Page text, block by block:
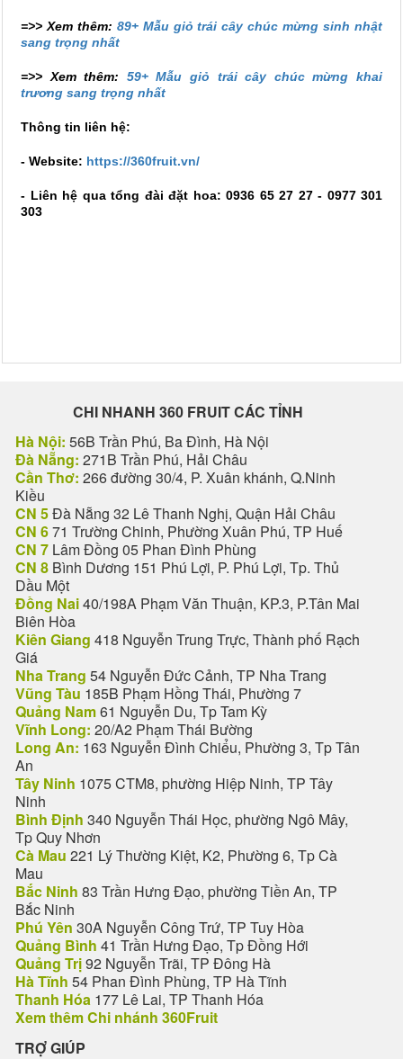
=>> Xem thêm: 89+ Mẫu giỏ trái cây chúc mừng sinh nhật
sang trọng nhất
=>> Xem thêm: 59+ Mẫu giỏ trái cây chúc mừng khai
trương sang trọng nhất
Thông tin liên hệ:
- Website: https://360fruit.vn/
- Liên hệ qua tổng đài đặt hoa: 0936 65 27 27 - 0977 301
303
CHI NHANH 360 FRUIT CÁC TỈNH
Hà Nội: 56B Trần Phú, Ba Đình, Hà Nội
Đà Nẵng: 271B Trần Phú, Hải Châu
Cần Thơ: 266 đường 30/4, P. Xuân khánh, Q.Ninh
Kiều
CN 5Đà Nẵng 32 Lê Thanh Nghị, Quận Hải Châu
CN 671 Trường Chinh, Phường Xuân Phú, TP Huế
CN 7 Lâm Đồng 05 Phan Đình Phùng
CN 8 Bình Dương 151 Phú Lợi, P. Phú Lợi, Tp. Thủ
Dầu Một
Đồng Nai40/198A Phạm Văn Thuận, KP.3, P.Tân Mai
Biên Hòa
Kiên Giang 418 Nguyễn Trung Trực, Thành phố Rạch
Giá
Nha Trang 54 Nguyễn Đức Cảnh, TP Nha Trang
Vũng Tàu 185B Phạm Hồng Thái, Phường 7
Quảng Nam61 Nguyễn Du, Tp Tam Kỳ
Vĩnh Long: 20/A2 Phạm Thái Bường
Long An: 163 Nguyễn Đình Chiểu, Phường 3, Tp Tân
An
Tây Ninh 1075 CTM8, phường Hiệp Ninh, TP Tây
Ninh
Bình Định 340 Nguyễn Thái Học, phường Ngô Mây,
Tp Quy Nhơn
Cà Mau 221 Lý Thường Kiệt, K2, Phường 6, Tp Cà
Mau
Bắc Ninh 83 Trần Hưng Đạo, phường Tiền An, TP
Bắc Ninh
Phú Yên 30A Nguyễn Công Trứ, TP Tuy Hòa
Quảng Bình 41 Trần Hưng Đạo, Tp Đồng Hới
Quảng Trị92 Nguyễn Trãi, TP Đông Hà
Hà Tĩnh 54 Phan Đình Phùng, TP Hà Tĩnh
Thanh Hóa 177 Lê Lai, TP Thanh Hóa
Xem thêm Chi nhánh 360Fruit
TRỢ GIÚP